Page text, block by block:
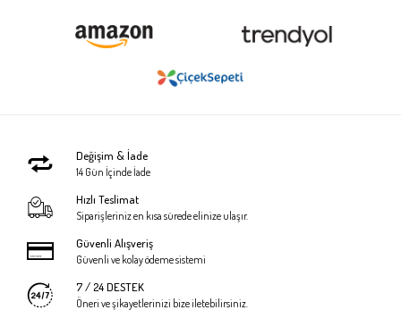
Değişim & İade
14 Gün İçinde İade
Hızlı Teslimat
Siparişleriniz en kısa sürede elinize ulaşır.
Güvenli Alışveriş
Güvenli ve kolay ödeme sistemi
7 / 24 DESTEK
Öneri ve şikayetlerinizi bize iletebilirsiniz.